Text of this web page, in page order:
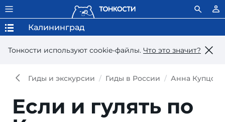
Тонкости используют сookie-файлы. Что это значит?
Калининград
Гиды и экскурсии Гиды в России Анна Купцова
Если и гулять по